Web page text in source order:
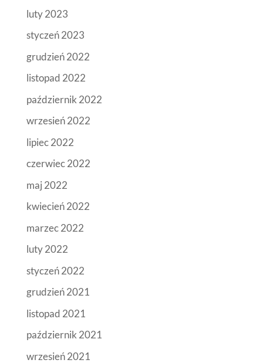
luty 2023
styczeń 2023
grudzień 2022
listopad 2022
październik 2022
wrzesień 2022
lipiec 2022
czerwiec 2022
maj 2022
kwiecień 2022
marzec 2022
luty 2022
styczeń 2022
grudzień 2021
listopad 2021
październik 2021
wrzesień 2021